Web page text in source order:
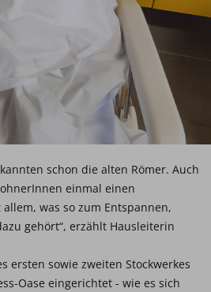
schon die alten Römer. Auch
einmal einen
was so zum Entspannen,
gehört“, erzählt Hausleiterin
ersten sowie zweiten Stockwerkes
Oase eingerichtet - wie es sich